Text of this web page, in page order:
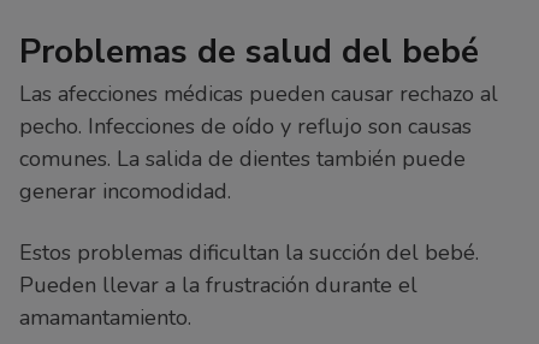
Problemas de salud del bebé
Las afecciones médicas pueden causar rechazo al
pecho. Infecciones de oído y reflujo son causas
comunes. La salida de dientes también puede
generar incomodidad.
Estos problemas dificultan la succión del bebé.
Pueden llevar a la frustración durante el
amamantamiento.